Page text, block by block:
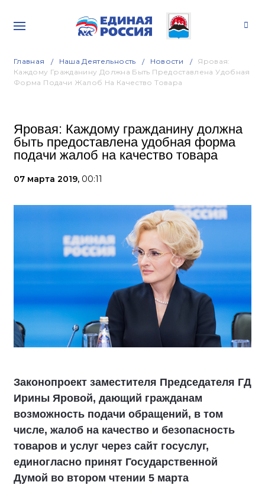
Главная Наша Деятельность Новости
Яровая:
Каждому Гражданину Должна Быть Предоставлена Удобная
Форма Подачи Жалоб На Качество Товара
Яровая: Каждому гражданину должна
быть предоставлена удобная форма
подачи жалоб на качество товара
07 марта 2019, 00:11
Законопроект заместителя Председателя ГД
Ирины Яровой, дающий гражданам
возможность подачи обращений, в том
числе, жалоб на качество и безопасность
товаров и услуг через сайт госуслуг,
единогласно принят Государственной
Думой во втором чтении 5 марта